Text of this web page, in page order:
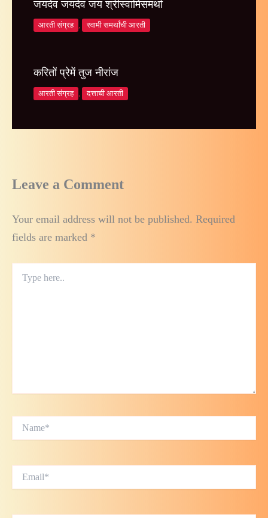
जयदेव जयदेव जय श्रीस्वामिसमर्था
आरती संग्रह स्वामी समर्थांची आरती
करितों प्रेमें तुज नीरांज
आरती संग्रह दत्ताची आरती
Leave a Comment
Your email address will not be published. Required
fields are marked *
here..